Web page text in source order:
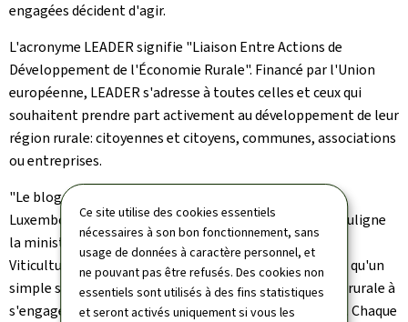
Ce site utilise des cookies essentiels
nécessaires à son bon fonctionnement, sans
usage de données à caractère personnel, et
ne pouvant pas être refusés. Des cookies non
essentiels sont utilisés à des fins statistiques
et seront activés uniquement si vous les
engagées décident d'agir.
L'acronyme LEADERsignifie "Liaison Entre Actions de
Développement de l'Économie Rurale". Financé par l'Union
européenne, LEADERs'adresse à toutes celles et ceux qui
souhaitent prendre part activement au développement de leur
région rurale: citoyennes et citoyens, communes, associations
ou entreprises.
"Le blog illustre la devise de l'initiative
Luxembourg: Les Humains. Créateurs. Des Régions.", souligne
la ministre de l'Agriculture, de l'Alimentation et de la
Viticulture, Martine Hansen. "Car
LEADER
est bien plus qu'un
simple soutien financier. Elle encourage la population rurale à
s'engager activement et à faire progresser leur région. Chaque